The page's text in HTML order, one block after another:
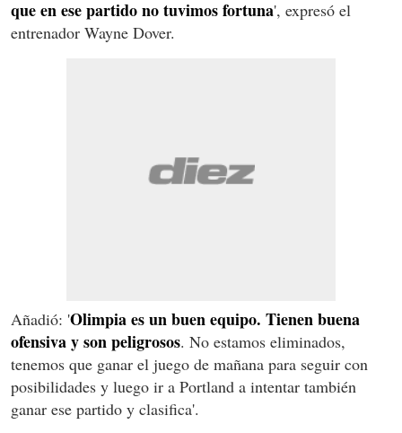
que en ese partido no tuvimos fortuna', expresó el
entrenador Wayne Dover.
Añadió: 'Olimpia es un buen equipo. Tienen buena
ofensiva y son peligrosos. No estamos eliminados,
tenemos que ganar el juego de mañana para seguir con
posibilidades y luego ir a Portland a intentar también
ganar ese partido y clasifica'.